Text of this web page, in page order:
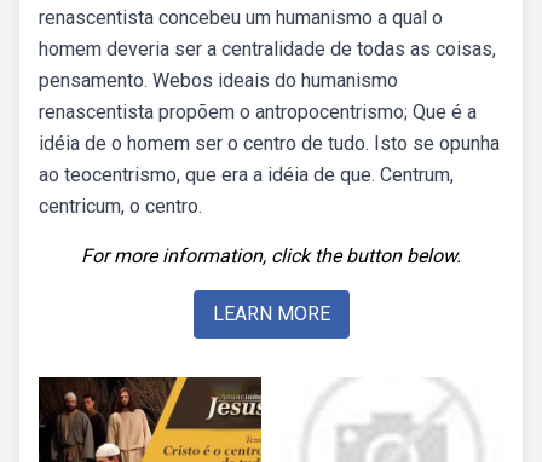
renascentista concebeu um humanismo a qual o
homem deveria ser a centralidade de todas as coisas,
pensamento. Webos ideais do humanismo
renascentista propõem o antropocentrismo; Que é a
idéia de o homem ser o centro de tudo. Isto se opunha
ao teocentrismo, que era a idéia de que. Centrum,
centricum, o centro.
For more information, click the button below.
LEARN MORE